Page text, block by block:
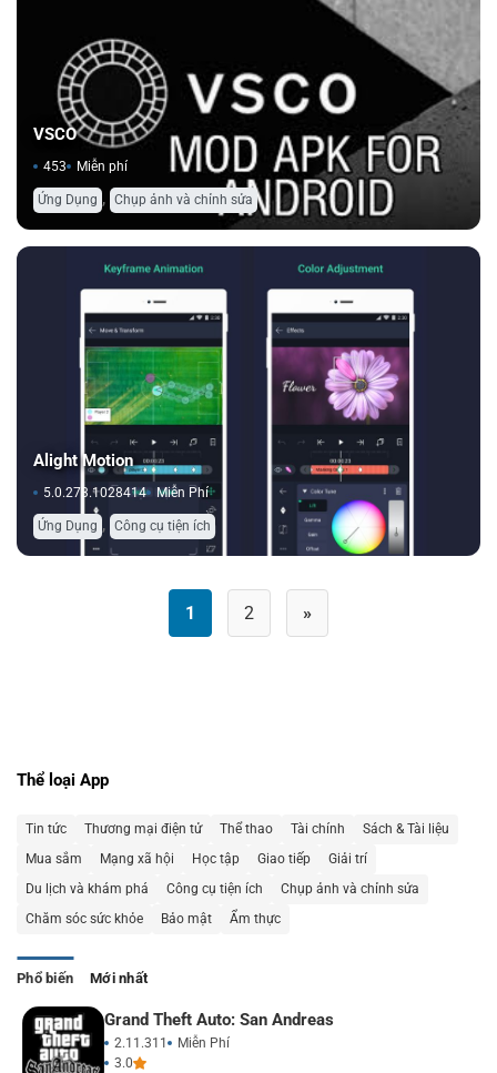
VSCO
453 Miễn phí
Ứng Dụng , Chụp ảnh và chỉnh sửa
Alight Motion
5.0.273.1028414 Miễn Phí
Ứng Dụng , Công cụ tiện ích
1 2 »
Thể loại App
Tin tức Thương mại điện tử Thể thao Tài chính
Sách & Tài liệu
Mua sắm
Mạng xã hội Học tập Giao tiếp
Giải trí
Du lịch và khám phá
Công cụ tiện ích
Chụp ảnh và chỉnh sửa
Chăm sóc sức khỏe
Bảo mật Ẩm thực
Phổ biến Mới nhất
Grand Theft Auto: San Andreas
2.11.311
Miễn Phí
3.0